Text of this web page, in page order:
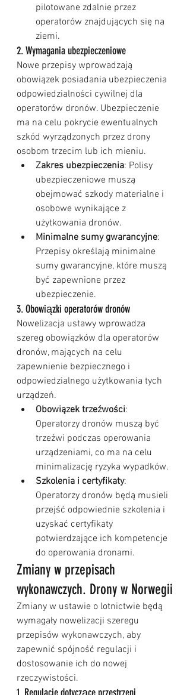
pilotowane zdalnie przez
operatorów znajdujących się na
ziemi.
2. Wymagania ubezpieczeniowe
Nowe przepisy wprowadzają
obowiązek posiadania ubezpieczenia
odpowiedzialności cywilnej dla
operatorów dronów. Ubezpieczenie
ma na celu pokrycie ewentualnych
szkód wyrządzonych przez drony
osobom trzecim lub ich mieniu.
Zakres ubezpieczenia: Polisy
ubezpieczeniowe muszą
obejmować szkody materialne i
osobowe wynikające z
użytkowania dronów.
Minimalne sumy gwarancyjne:
Przepisy określają minimalne
sumy gwarancyjne, które muszą
być zapewnione przez
ubezpieczenie.
3. Obowiązki operatorów dronów
Nowelizacja ustawy wprowadza
szereg obowiązków dla operatorów
dronów, mających na celu
zapewnienie bezpiecznego i
odpowiedzialnego użytkowania tych
urządzeń.
Obowiązek trzeźwości:
Operatorzy dronów muszą być
trzeźwi podczas operowania
urządzeniami, co ma na celu
minimalizację ryzyka wypadków.
Szkolenia i certyfikaty:
Operatorzy dronów będą musieli
przejść odpowiednie szkolenia i
uzyskać certyfikaty
potwierdzające ich kompetencje
do operowania dronami.
Zmiany w przepisach
wykonawczych. Drony w Norwegii
Zmiany w ustawie o lotnictwie będą
wymagały nowelizacji szeregu
przepisów wykonawczych, aby
zapewnić spójność regulacji i
dostosowanie ich do nowej
rzeczywistości.